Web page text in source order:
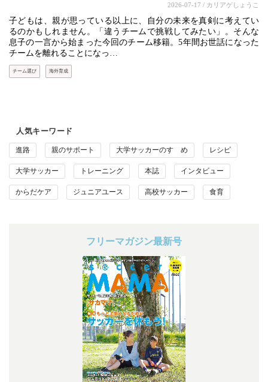
2026-07-17 / カリアゲしょうこ
子どもは、親が思っている以上に、自分の未来を真剣に考えてい
るのかもしれません。「違うチームで挑戦してみたい」。そんな
息子の一言から始まった今回のチーム移籍。5年間お世話になった
チームを離れることになっ…
チーム選び 海外育成
人気キーワード
進路 親のサポート 大学サッカーのすゝめ レシピ
大学サッカー トレーニング 本誌 インタビュー
からだケア ジュニアユース 高校サッカー 食育
フリーマガジン最新号